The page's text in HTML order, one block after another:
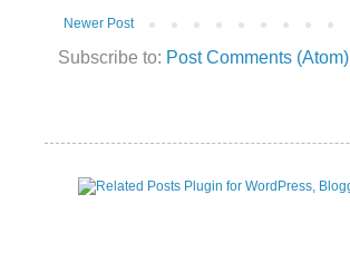
Newer Post
Subscribe to: Post Comments (Atom)